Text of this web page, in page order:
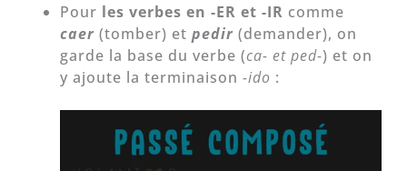
Pour les verbes en -ER et -IR comme
caer(tomber) etpedir (demander), on
garde la base du verbe (ca- et ped-) et on
y ajoute la terminaison-ido :